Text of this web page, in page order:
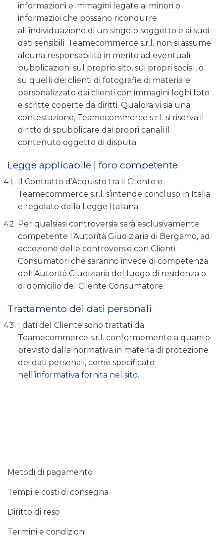
informazioni e immagini legate ai minori o
informazioi che possano ricondurre
all’individuazione di un singolo soggetto e ai suoi
dati sensibili. Teamecommerce s.r.l. non si assume
alcuna responsabilità in merito ad eventuali
pubblicazioni sul proprio sito, sui propri social, o
su quelli dei clienti di fotografie di materiale
personalizzato dai clienti con immagini loghi foto
e scritte coperte da diritti. Qualora vi sia una
contestazione, Teamecommerce s.r.l. si riserva il
diritto di spubblicare dai propri canali il
contenuto oggetto di disputa.
Legge applicabile | foro competente
Il Contratto d’Acquisto tra il Cliente e
Teamecommerce s.r.l. s’intende concluso in Italia
e regolato dalla Legge Italiana.
Per qualsiasi controversia sarà esclusivamente
competente l’Autorità Giudiziaria di Bergamo, ad
eccezione delle controversie con Clienti
Consumatori che saranno invece di competenza
dell’Autorità Giudiziaria del luogo di residenza o
di domicilio del Cliente Consumatore.
Trattamento dei dati personali
I dati del Cliente sono trattati da
Teamecommerce s.r.l. conformemente a quanto
previsto dalla normativa in materia di protezione
dei dati personali, come specificato
nell’informativa fornita nel sito.
Metodi di pagamento
Tempi e costi di consegna
Diritto di reso
Termini e condizioni